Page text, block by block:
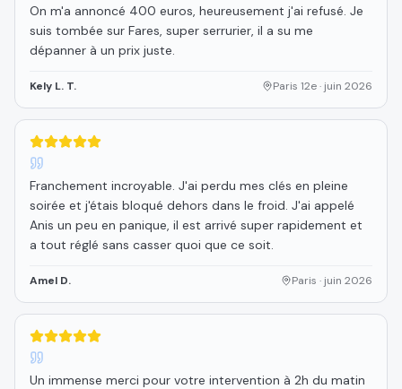
On m'a annoncé 400 euros, heureusement j'ai refusé. Je
suis tombée sur Fares, super serrurier, il a su me
dépanner à un prix juste.
Kely L. T. Paris 12e· juin 2026
5étoiles sur 5
Franchement incroyable. J'ai perdu mes clés en pleine
soirée et j'étais bloqué dehors dans le froid. J'ai appelé
Anis un peu en panique, il est arrivé super rapidement et
a tout réglé sans casser quoi que ce soit.
Amel D. Paris · juin 2026
5étoiles sur 5
Un immense merci pour votre intervention à 2h du matin